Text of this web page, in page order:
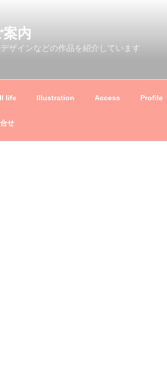
内
ザインなどの作品を紹介しています
life Illustration Access Profile
せ